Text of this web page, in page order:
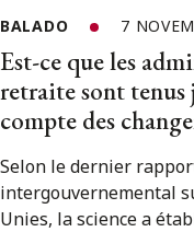
BALADO 7
Est-ce que les
retraite sont
compte des
Selon le dernier
intergouvernemental
Unies, la science a